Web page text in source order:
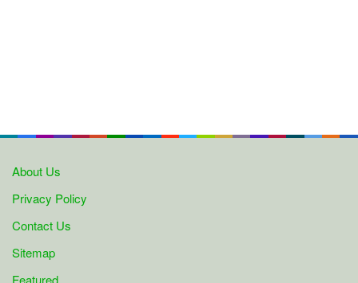
About Us
Privacy Policy
Contact Us
Sitemap
Featured